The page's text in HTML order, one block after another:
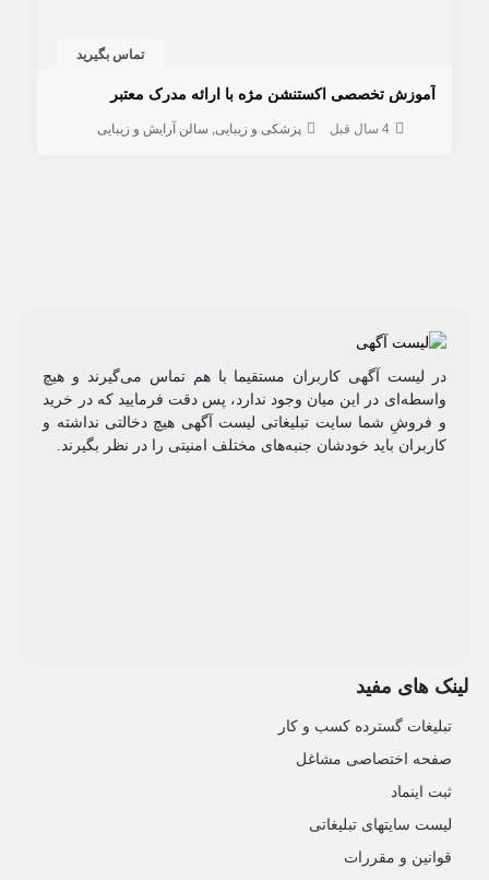
تماس بگیرید
آموزش تخصصی اکستنشن مژه با ارائه مدرک معتبر
4 سال قبل پزشکی و زیبایی سالن آرایش و زیبایی
در لیست آگهی کاربران مستقیما با هم تماس می‌گیرند و هیچ
واسطه‌ای در این میان وجود ندارد، پس دقت فرمایید که در خرید
و فروشِ شما سایت تبلیغاتی لیست آگهی هیچ دخالتی نداشته و
کاربران باید خودشان جنبه‌های مختلف امنیتی را در نظر بگیرند.
لینک های مفید
تبلیغات گسترده کسب و کار
صفحه اختصاصی مشاغل
ثبت اینماد
لیست سایتهای تبلیغاتی
قوانین و مقررات